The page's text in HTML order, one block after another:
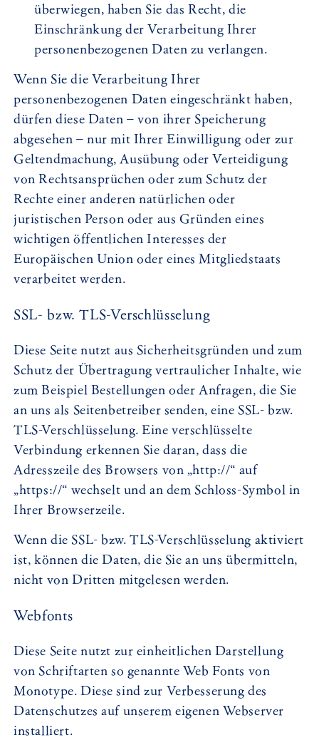
überwiegen, haben Sie das Recht, die
Einschränkung der Verarbeitung Ihrer
personenbezogenen Daten zu verlangen.
Wenn Sie die Verarbeitung Ihrer
personenbezogenen Daten eingeschränkt haben,
dürfen diese Daten – von ihrer Speicherung
abgesehen – nur mit Ihrer Einwilligung oder zur
Geltendmachung, Ausübung oder Verteidigung
von Rechtsansprüchen oder zum Schutz der
Rechte einer anderen natürlichen oder
juristischen Person oder aus Gründen eines
wichtigen öffentlichen Interesses der
Europäischen Union oder eines Mitgliedstaats
verarbeitet werden.
SSL- bzw. TLS-Verschlüsselung
Diese Seite nutzt aus Sicherheitsgründen und zum
Schutz der Übertragung vertraulicher Inhalte, wie
zum Beispiel Bestellungen oder Anfragen, die Sie
an uns als Seitenbetreiber senden, eine SSL- bzw.
TLS-Verschlüsselung. Eine verschlüsselte
Verbindung erkennen Sie daran, dass die
Adresszeile des Browsers von „http://“ auf
„https://“ wechselt und an dem Schloss-Symbol in
Ihrer Browserzeile.
Wenn die SSL- bzw. TLS-Verschlüsselung aktiviert
ist, können die Daten, die Sie an uns übermitteln,
nicht von Dritten mitgelesen werden.
Webfonts
Diese Seite nutzt zur einheitlichen Darstellung
von Schriftarten so genannte Web Fonts von
Monotype. Diese sind zur Verbesserung des
Datenschutzes auf unserem eigenen Webserver
installiert.